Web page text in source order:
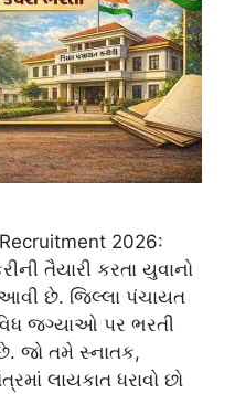
2026:
તૈયારી કરતા યુવાનો
છે. જિલ્લા પંચાયત
જગ્યાઓ પર ભરતી
જો તમે સ્નાતક,
લાયકાત ધરાવો છો